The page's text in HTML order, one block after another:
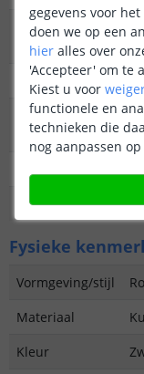
Type
buitenverlichting
Functie
Aantal lampen in
set
3
Garantie
Fysieke
Vormgeving/stijl
Materiaal
Kleur
gegevens voor
doen we op een
hier alles over
'Accepteer' om te
Kiest u voor
functionele en
technieken die
nog aanpassen